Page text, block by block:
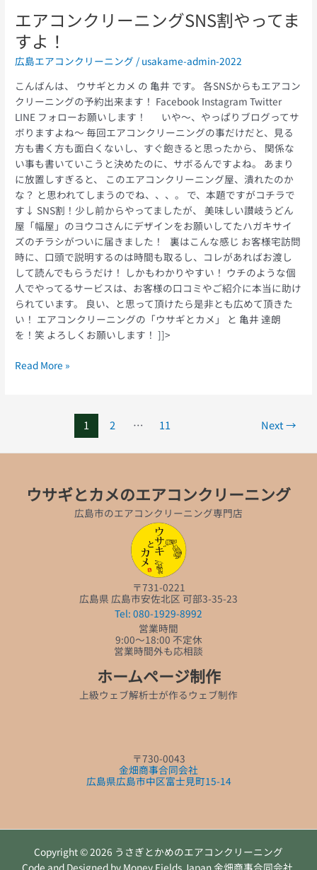
エアコンクリーニングSNS割やってま
すよ！
広島エアコンクリーニング / usakame-admin-2022
こんばんは、 ウサギとカメ の 亀井 です。 各SNSからもエアコン
クリーニングの予約出来ます！ Facebook Instagram Twitter
LINE フォローお願いします！ いや〜、やっぱりブログってサ
ボりますよね〜 毎回エアコンクリーニングの事だけだと、見る
方も書く方も面白くないし、すぐ飽きると思ったから、 関係な
い事も書いていこうと決めたのに、サボるんですよね。 あまり
に放置しすぎると、 このエアコンクリーニング屋、潰れたのか
な？ と思われてしまうのでね、、、。 で、本題ですがコチラで
す↓ SNS割！少し前からやってましたが、 美味しい讃岐うどん
屋「幅屋」のヨウコさんにデザインをお願いしてたハガキサイ
ズのチラシがついに届きました！ 裏はこんな感じ お客様宅訪問
時に、口頭で説明するのは時間も取るし、コレがあればお渡し
して読んでもらうだけ！ しかもわかりやすい！ ウチのような個
人でやってるサービスは、お客様の口コミやご紹介に本当に助け
られています。 良い、と思って頂けたら是非とも広めて頂きた
い！ エアコンクリーニングの「ウサギとカメ」 と 亀井 達朗
を！笑 よろしくお願いします！ ]]>
Read More »
1 2 … 11 Next→
ウサギとカメのエアコンクリーニング
広島市のエアコンクリーニング専門店
〒731-0221
広島県 広島市安佐北区 可部3-35-23
Tel: 080-1929-8992
営業時間
9:00～18:00 不定休
営業時間外も応相談
ホームページ制作
上級ウェブ解析士が作るウェブ制作
〒730-0043
金畑商事合同会社
広島県広島市中区富士見町15-14
Copyright © 2026 うさぎとかめのエアコンクリーニング
Code and Designed by Money Fields Japan 金畑商事合同会社.